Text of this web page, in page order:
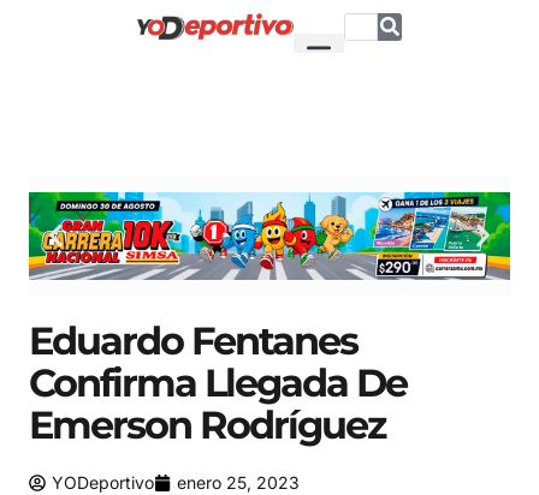
Eduardo Fentanes
Confirma Llegada De
Emerson Rodríguez
YODeportivo enero 25, 2023